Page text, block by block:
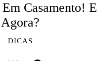
Casamento! E
Agora?
DICAS